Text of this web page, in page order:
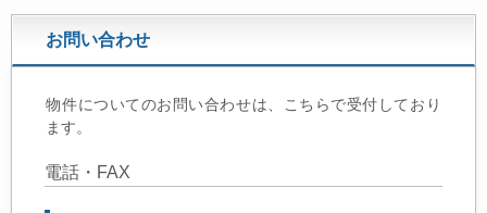
お問い合わせ
物件についてのお問い合わせは、こちらで受付しており
ます。
電話・FAX